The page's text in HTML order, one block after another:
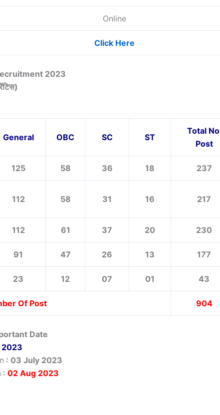
Online
Click Here
2023
General OBC SC ST
Total No
Post
125 58 36 18 237
112 58 31 16 217
112 61 37 20 230
91 47 26 13 177
23 12 07 01 43
Of Post 904
Date
: 03 July 2023
: 02 Aug 2023